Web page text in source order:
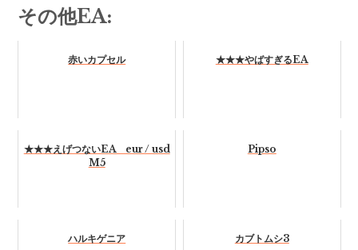
その他EA:
赤いカプセル ★★★やばすぎるEA
★★★えげつないEA eur / usd
M5
Pipso
ハルキゲニア カブトムシ3